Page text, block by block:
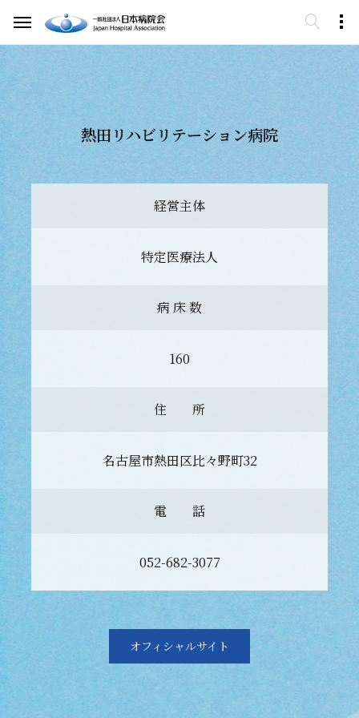
熱田リハビリテーション病院
経営主体
特定医療法人
病 床 数
160
住 所
名古屋市熱田区比々野町32
電 話
052-682-3077
オフィシャルサイト